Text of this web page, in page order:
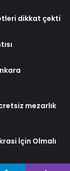
dikkat çekti
mezarlık
İçin Olmalı